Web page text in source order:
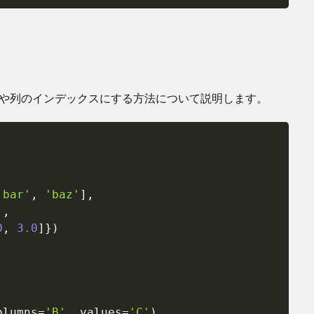
のインデックスにする方法について説明します。
, 'baz' ] ,
,
, 3.0] } )